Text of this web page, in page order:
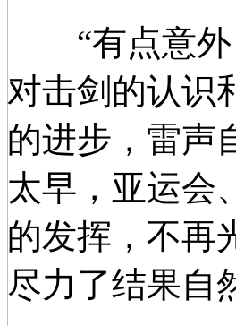
“有点意外
对击剑的认识
的进步，雷声
太早，亚运会
的发挥，不再
尽力了结果自